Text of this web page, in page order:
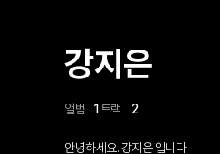
강지은
앨범 1 트랙 2
안녕하세요. 강지은 입니다.